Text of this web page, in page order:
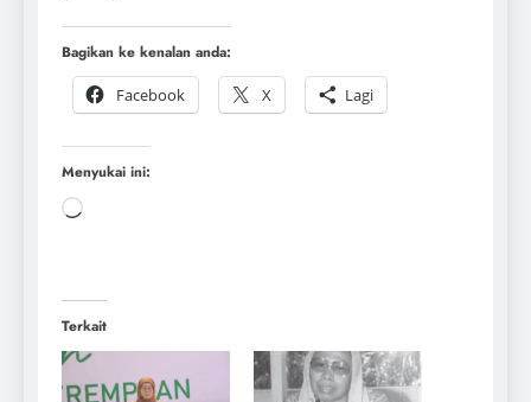
Bagikan ke kenalan anda:
Facebook
X Lagi
Menyukai ini:
Terkait